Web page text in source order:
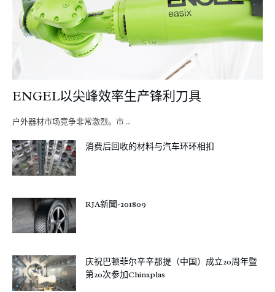
ENGEL以尖峰效率生产锋利刀具
户外器材市场竞争非常激烈。市 …
消费后回收的材料与汽车环环相扣
RJA新聞-201809
庆祝巴顿菲尔辛辛那提（中国）成立20周年暨
第20次参加Chinaplas